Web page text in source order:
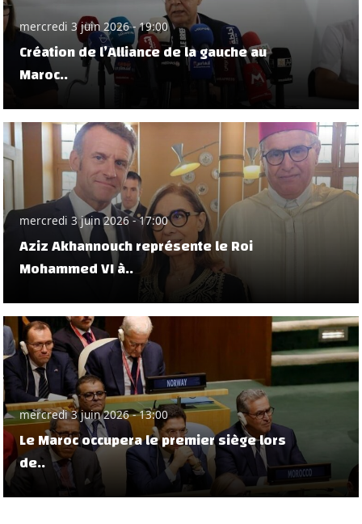
mercredi 3 juin 2026 - 19:00
Création de l’Alliance de la gauche au
Maroc..
mercredi 3 juin 2026 - 17:00
Aziz Akhannouch représente le Roi
Mohammed VI à..
mercredi 3 juin 2026 - 13:00
Le Maroc occupera le premier siège lors
de..